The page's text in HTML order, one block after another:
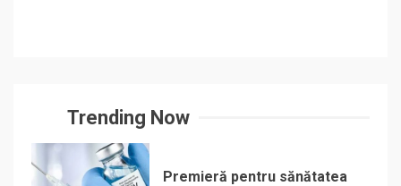
Trending Now
Premieră pentru sănătatea